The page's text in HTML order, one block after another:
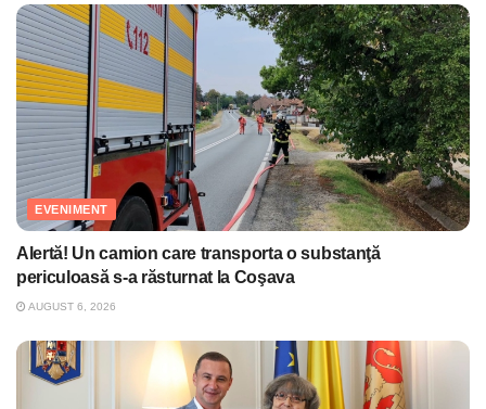
EVENIMENT
Alertă! Un camion care transporta o substanţă
periculoasă s-a răsturnat la Coşava
AUGUST 6, 2026